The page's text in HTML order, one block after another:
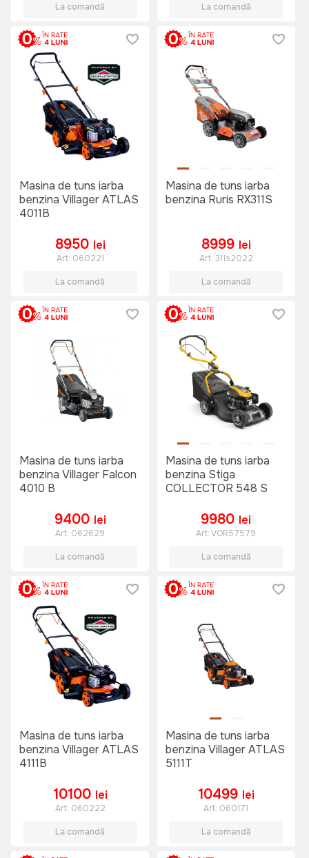
La comandă La comandă
Masina de tuns iarba
benzina Villager ATLAS
4011B
8950 lei
Art: 060221
La comandă
Masina de tuns iarba
benzina Ruris RX311S
8999 lei
Art: 311s2022
La comandă
Masina de tuns iarba
benzina Villager Falcon
4010 B
9400 lei
Art: 062629
La comandă
Masina de tuns iarba
benzina Stiga
COLLECTOR 548 S
9980 lei
Art:VOR57579
La comandă
Masina de tuns iarba
benzina Villager ATLAS
4111B
10100 lei
Art: 060222
La comandă
Masina de tuns iarba
benzina Villager ATLAS
5111T
10499 lei
Art: 060171
La comandă